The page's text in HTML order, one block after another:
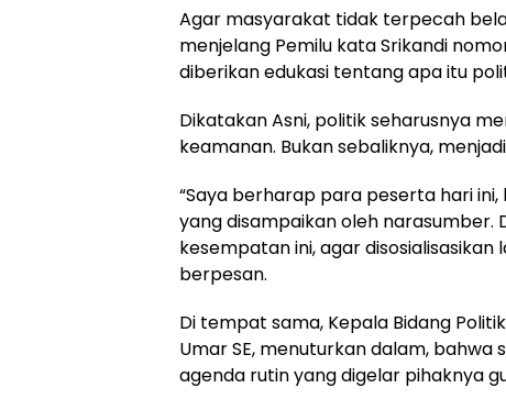
Agar masyarakat tidak terpecah
menjelang Pemilu kata Srikandi
diberikan edukasi tentang apa itu
Dikatakan Asni, politik seharusnya
keamanan. Bukan sebaliknya,
“Saya berharap para peserta hari
yang disampaikan oleh narasumber.
kesempatan ini, agar
berpesan.
Di tempat sama, Kepala Bidang
Umar SE, menuturkan dalam,
agenda rutin yang digelar pihaknya